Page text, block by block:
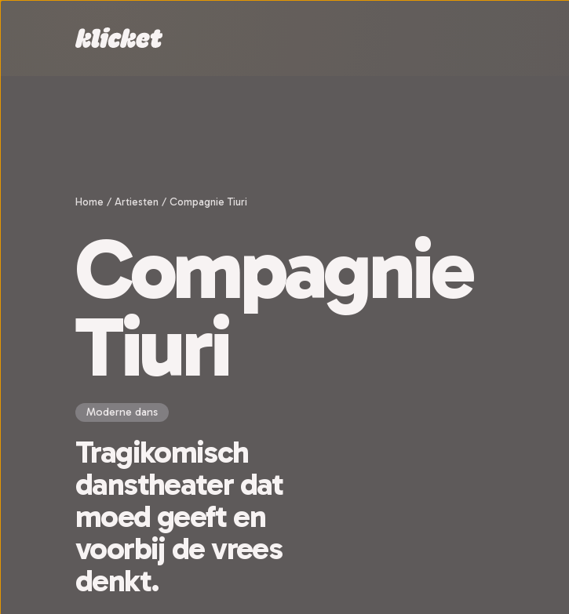
Home / Artiesten / Compagnie Tiuri
Compagnie
Tiuri
Moderne dans
Tragikomisch
danstheater dat
moed geeft en
voorbij de vrees
denkt.